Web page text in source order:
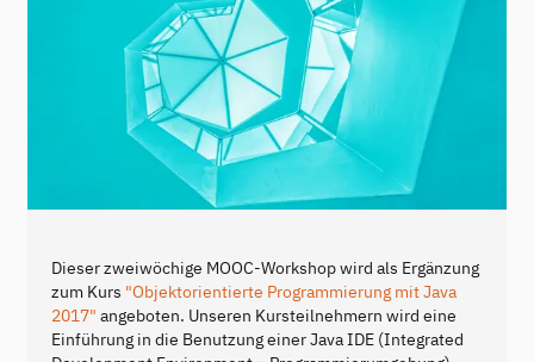
Dieser zweiwöchige MOOC-Workshop wird als Ergänzung
zum Kurs "Objektorientierte Programmierung mit Java
2017" angeboten. Unseren Kursteilnehmern wird eine
Einführung in die Benutzung einer Java IDE (Integrated